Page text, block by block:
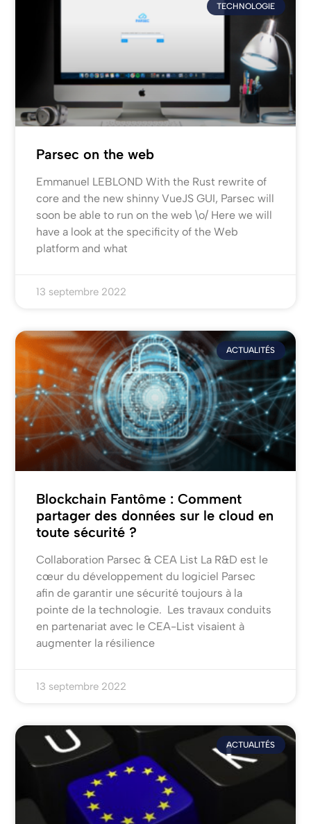
TECHNOLOGIE
Parsec on the web
Emmanuel LEBLOND With the Rust rewrite of
core and the new shinny VueJS GUI, Parsec will
soon be able to run on the web \o/ Here we will
have a look at the specificity of the Web
platform and what
13 septembre 2022
ACTUALITÉS
Blockchain Fantôme : Comment
partager des données sur le cloud en
toute sécurité ?
Collaboration Parsec & CEA List La R&D est le
cœur du développement du logiciel Parsec
afin de garantir une sécurité toujours à la
pointe de la technologie. ​Les travaux conduits
en partenariat avec le CEA-List visaient à
augmenter la résilience
13 septembre 2022
ACTUALITÉS